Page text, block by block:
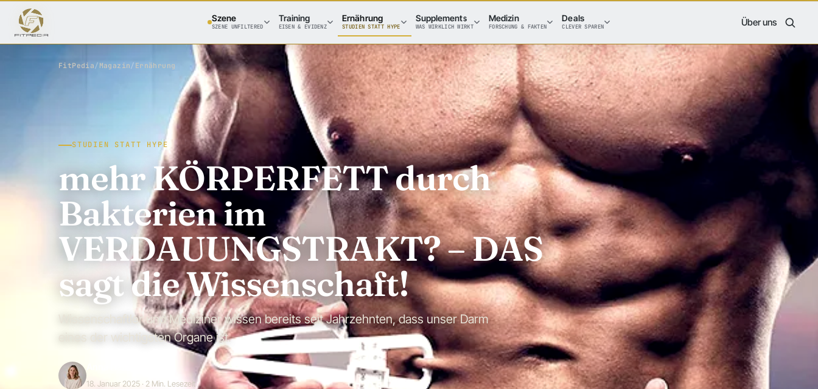
Szene
SZENE UNFILTERED
Training
EISEN & EVIDENZ
Ernährung
STUDIEN STATT HYPE
Supplements
WAS WIRKLICH WIRKT
Medizin
FORSCHUNG & FAKTEN
Deals
CLEVER SPAREN Über uns
FitPedia/ Magazin/ Ernährung
STUDIEN STATT HYPE
mehr KÖRPERFETT durch
Bakterien im
VERDAUUNGSTRAKT? – DAS
sagt die Wissenschaft!
Wissenschaftler und Mediziner wissen bereits seit Jahrzehnten, dass unser Darm
eines der wichtigsten Organe ist.
18. Januar 2025 · 2 Min. Lesezeit